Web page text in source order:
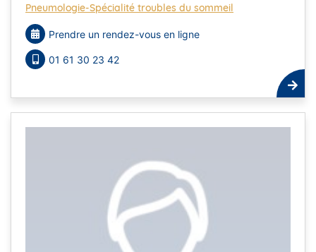
Pneumologie-Spécialité troubles du sommeil
Prendre un rendez-vous en ligne
01 61 30 23 42